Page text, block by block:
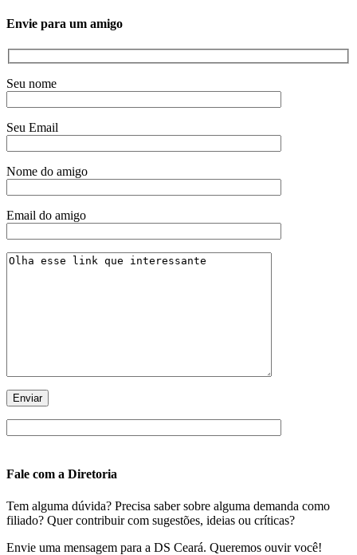
Envie para um amigo
Seu nome
Seu Email
Nome do amigo
Email do amigo
Fale com a Diretoria
Tem alguma dúvida? Precisa saber sobre alguma demanda como
filiado? Quer contribuir com sugestões, ideias ou críticas?
Envie uma mensagem para a DS Ceará. Queremos ouvir você!